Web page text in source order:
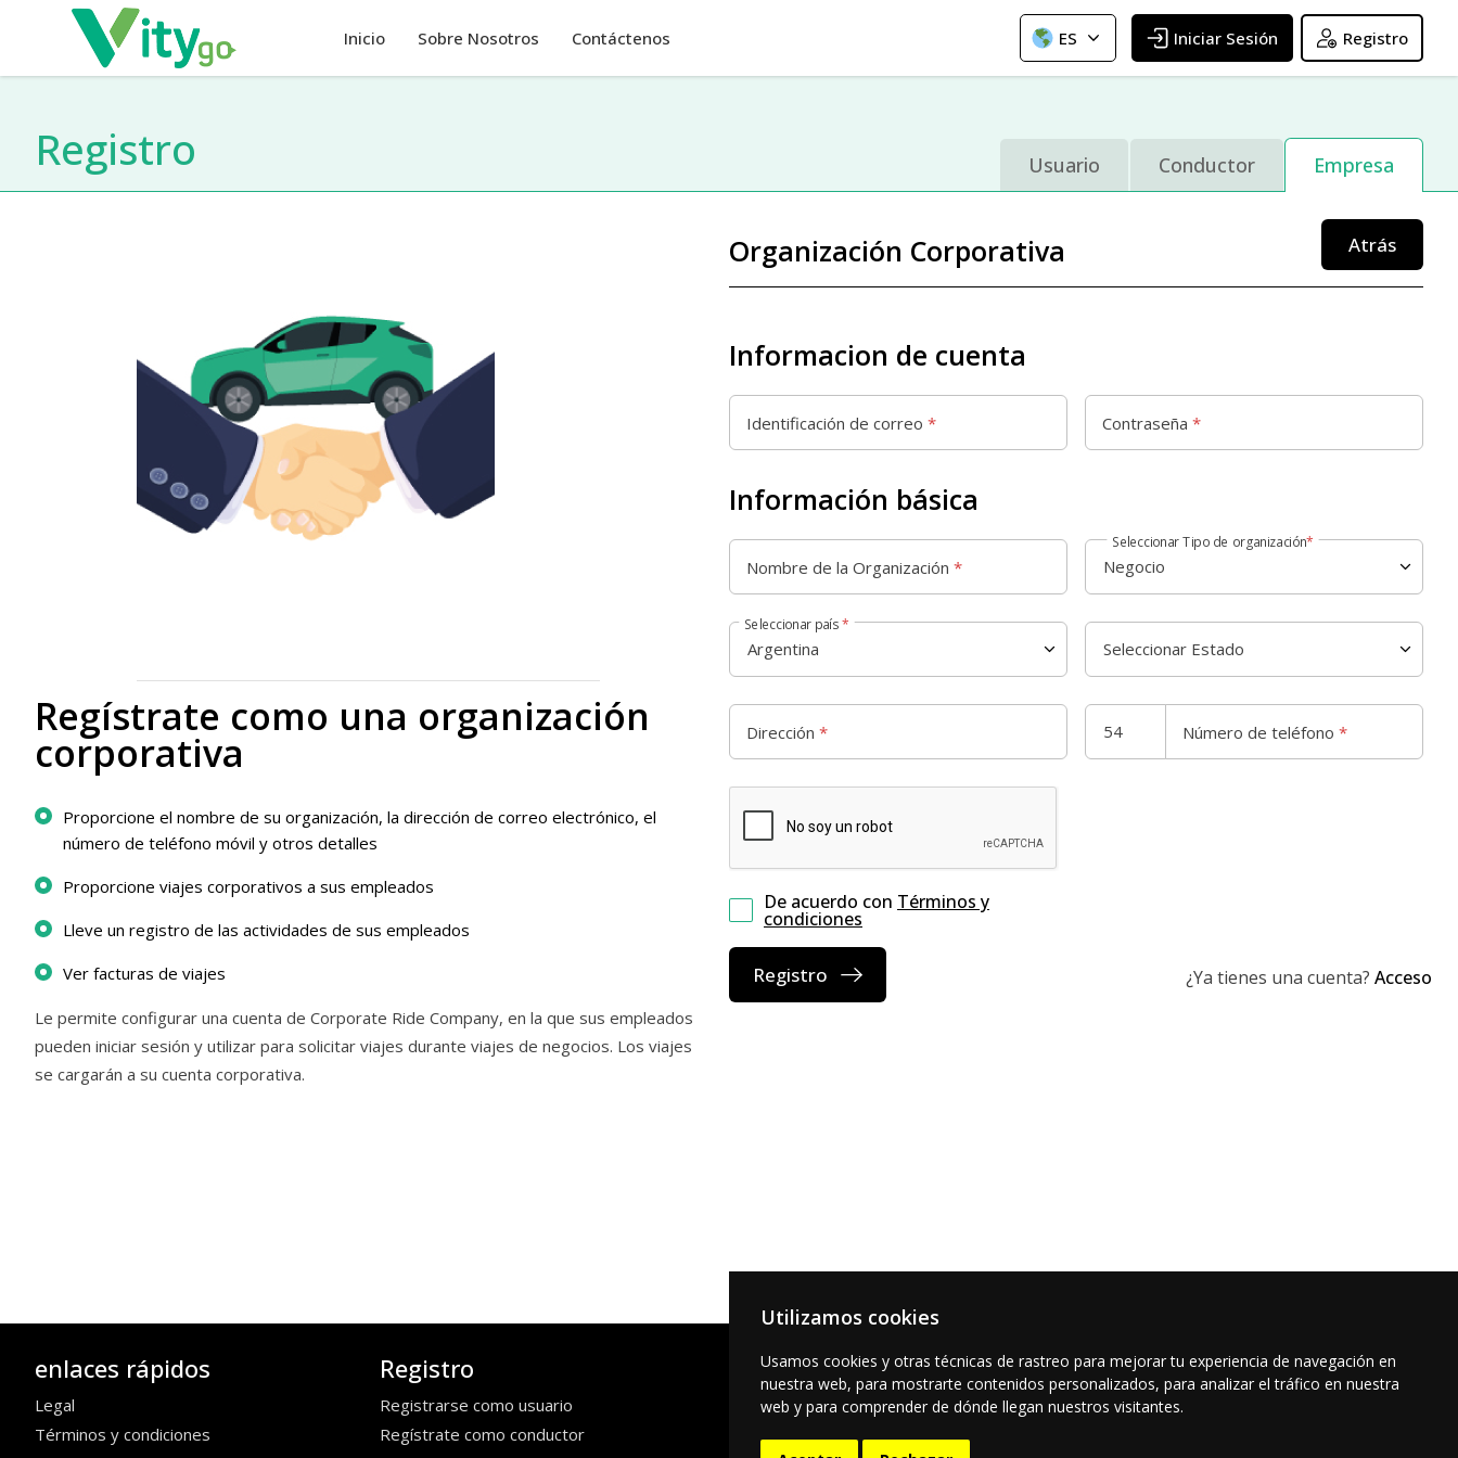
Utilizamos cookies
Usamos cookies y otras técnicas de rastreo para mejorar tu experiencia de navegación en
nuestra web, para mostrarte contenidos personalizados, para analizar el tráfico en nuestra
web y para comprender de dónde llegan nuestros visitantes.
Inicio Sobre Nosotros Contáctenos ES Iniciar Sesión Registro
Registro Usuario Conductor Empresa
Regístrate como una organización
corporativa
Proporcione el nombre de su organización, la dirección de correo electrónico, el
número de teléfono móvil y otros detalles
Proporcione viajes corporativos a sus empleados
Lleve un registro de las actividades de sus empleados
Ver facturas de viajes
Le permite configurar una cuenta de Corporate Ride Company, en la que sus empleados
pueden iniciar sesión y utilizar para solicitar viajes durante viajes de negocios. Los viajes
se cargarán a su cuenta corporativa.
Organización Corporativa
Informacion de cuenta
Identificación de correo * Contraseña *
Información básica
Nombre de la Organización *
Seleccionar Tipo de organización*
Seleccionar país*
Dirección * Número de teléfono *
De acuerdo con Términos y
condiciones
¿Ya tienes una cuenta? Acceso
enlaces rápidos
Legal
Términos y condiciones
Registro
Registrarse como usuario
Regístrate como conductor
Apoyo
Centro de ayuda
Se social